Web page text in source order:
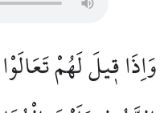
وَاِذَا ق۪يلَ لَهُمْ